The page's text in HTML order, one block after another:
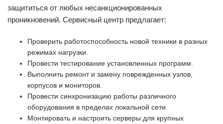
защититься от любых несанкционированных
проникновений. Сервисный центр предлагает:
Проверить работоспособность новой техники в разных
режимах нагрузки.
Провести тестирование установленных программ.
Выполнить ремонт и замену поврежденных узлов,
корпусов и мониторов.
Провести синхронизацию работы различного
оборудования в пределах локальной сети.
Монтировать и настроить серверы для крупных